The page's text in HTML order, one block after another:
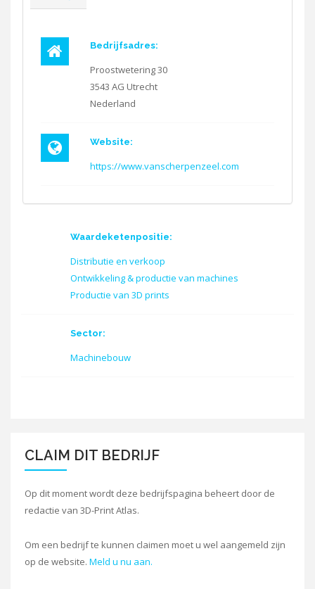
Bedrijfsadres:
Proostwetering 30
3543 AG Utrecht
Nederland
Website:
https://www.vanscherpenzeel.com
Waardeketenpositie:
Distributie en verkoop
Ontwikkeling & productie van machines
Productie van 3D prints
Sector:
Machinebouw
CLAIM DIT BEDRIJF
Op dit moment wordt deze bedrijfspagina beheert door de
redactie van 3D-Print Atlas.
Om een bedrijf te kunnen claimen moet u wel aangemeld zijn
op de website. Meld u nu aan.